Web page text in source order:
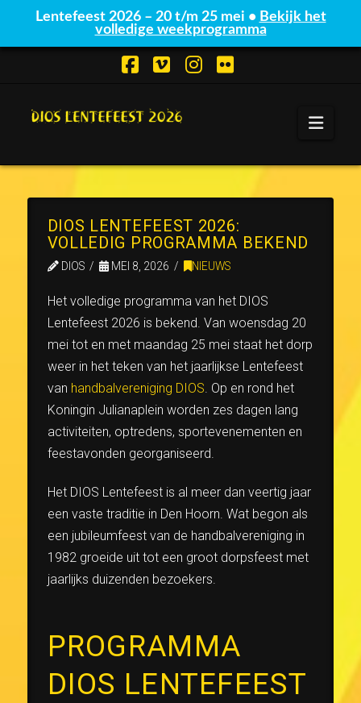
Lentefeest 2026 – 20 t/m 25 mei • Bekijk het
volledige weekprogramma
DIOS LENTEFEEST 2026:
VOLLEDIG PROGRAMMA BEKEND
DIOS MEI 8, 2026 NIEUWS
Het volledige programma van het DIOS
Lentefeest 2026 is bekend. Van woensdag 20
mei tot en met maandag 25 mei staat het dorp
weer in het teken van het jaarlijkse Lentefeest
van handbalvereniging DIOS. Op en rond het
Koningin Julianaplein worden zes dagen lang
activiteiten, optredens, sportevenementen en
feestavonden georganiseerd.
Het DIOS Lentefeest is al meer dan veertig jaar
een vaste traditie in Den Hoorn. Wat begon als
een jubileumfeest van de handbalvereniging in
1982 groeide uit tot een groot dorpsfeest met
jaarlijks duizenden bezoekers.
PROGRAMMA
DIOS LENTEFEEST